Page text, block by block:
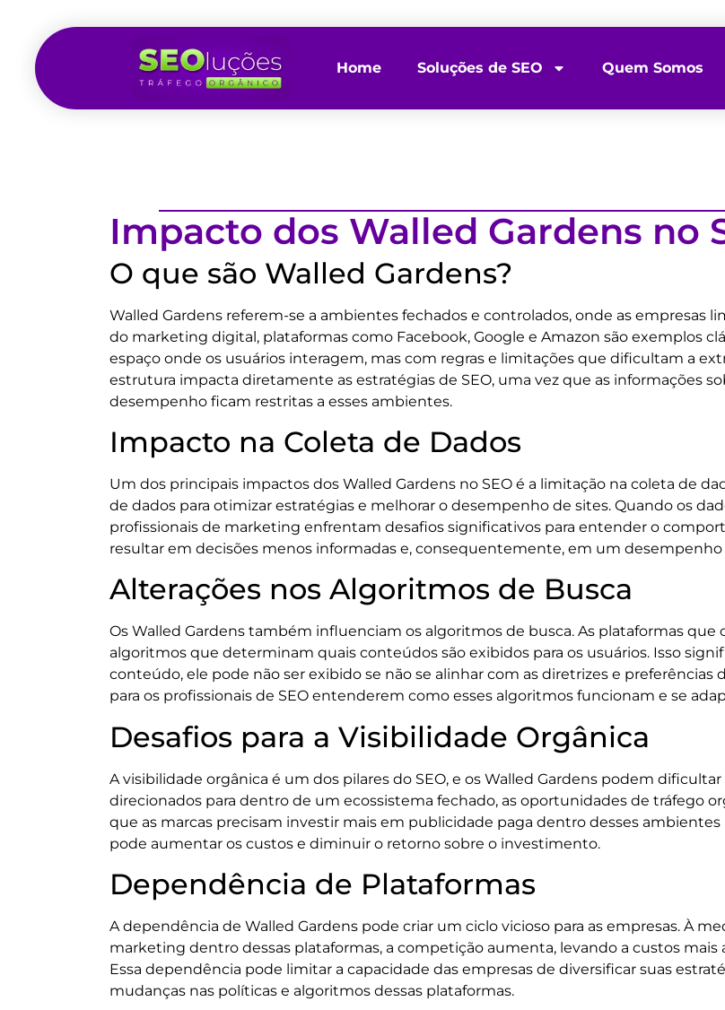
Home Soluções de SEO Quem Somos
Impacto dos Walled Gardens no
O que são Walled Gardens?
Walled Gardens referem-se a ambientes fechados e controlados, onde as empresas
do marketing digital, plataformas como Facebook, Google e Amazon são exemplos
espaço onde os usuários interagem, mas com regras e limitações que dificultam a
estrutura impacta diretamente as estratégias de SEO, uma vez que as informações
desempenho ficam restritas a esses ambientes.
Impacto na Coleta de Dados
Um dos principais impactos dos Walled Gardens no SEO é a limitação na coleta de
de dados para otimizar estratégias e melhorar o desempenho de sites. Quando os
profissionais de marketing enfrentam desafios significativos para entender o
resultar em decisões menos informadas e, consequentemente, em um desempenho
Alterações nos Algoritmos de Busca
Os Walled Gardens também influenciam os algoritmos de busca. As plataformas
algoritmos que determinam quais conteúdos são exibidos para os usuários. Isso
conteúdo, ele pode não ser exibido se não se alinhar com as diretrizes e preferências
para os profissionais de SEO entenderem como esses algoritmos funcionam e se
Desafios para a Visibilidade Orgânica
A visibilidade orgânica é um dos pilares do SEO, e os Walled Gardens podem
direcionados para dentro de um ecossistema fechado, as oportunidades de tráfego
que as marcas precisam investir mais em publicidade paga dentro desses
pode aumentar os custos e diminuir o retorno sobre o investimento.
Dependência de Plataformas
A dependência de Walled Gardens pode criar um ciclo vicioso para as empresas. À
marketing dentro dessas plataformas, a competição aumenta, levando a custos
Essa dependência pode limitar a capacidade das empresas de diversificar suas
mudanças nas políticas e algoritmos dessas plataformas.